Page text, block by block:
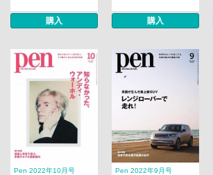
購入 購入
Pen 2022年10月号 Pen 2022年9月号